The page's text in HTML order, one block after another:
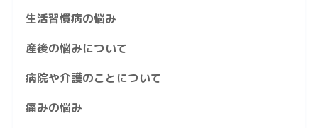
生活習慣病の悩み
産後の悩みについて
病院や介護のことについて
痛みの悩み